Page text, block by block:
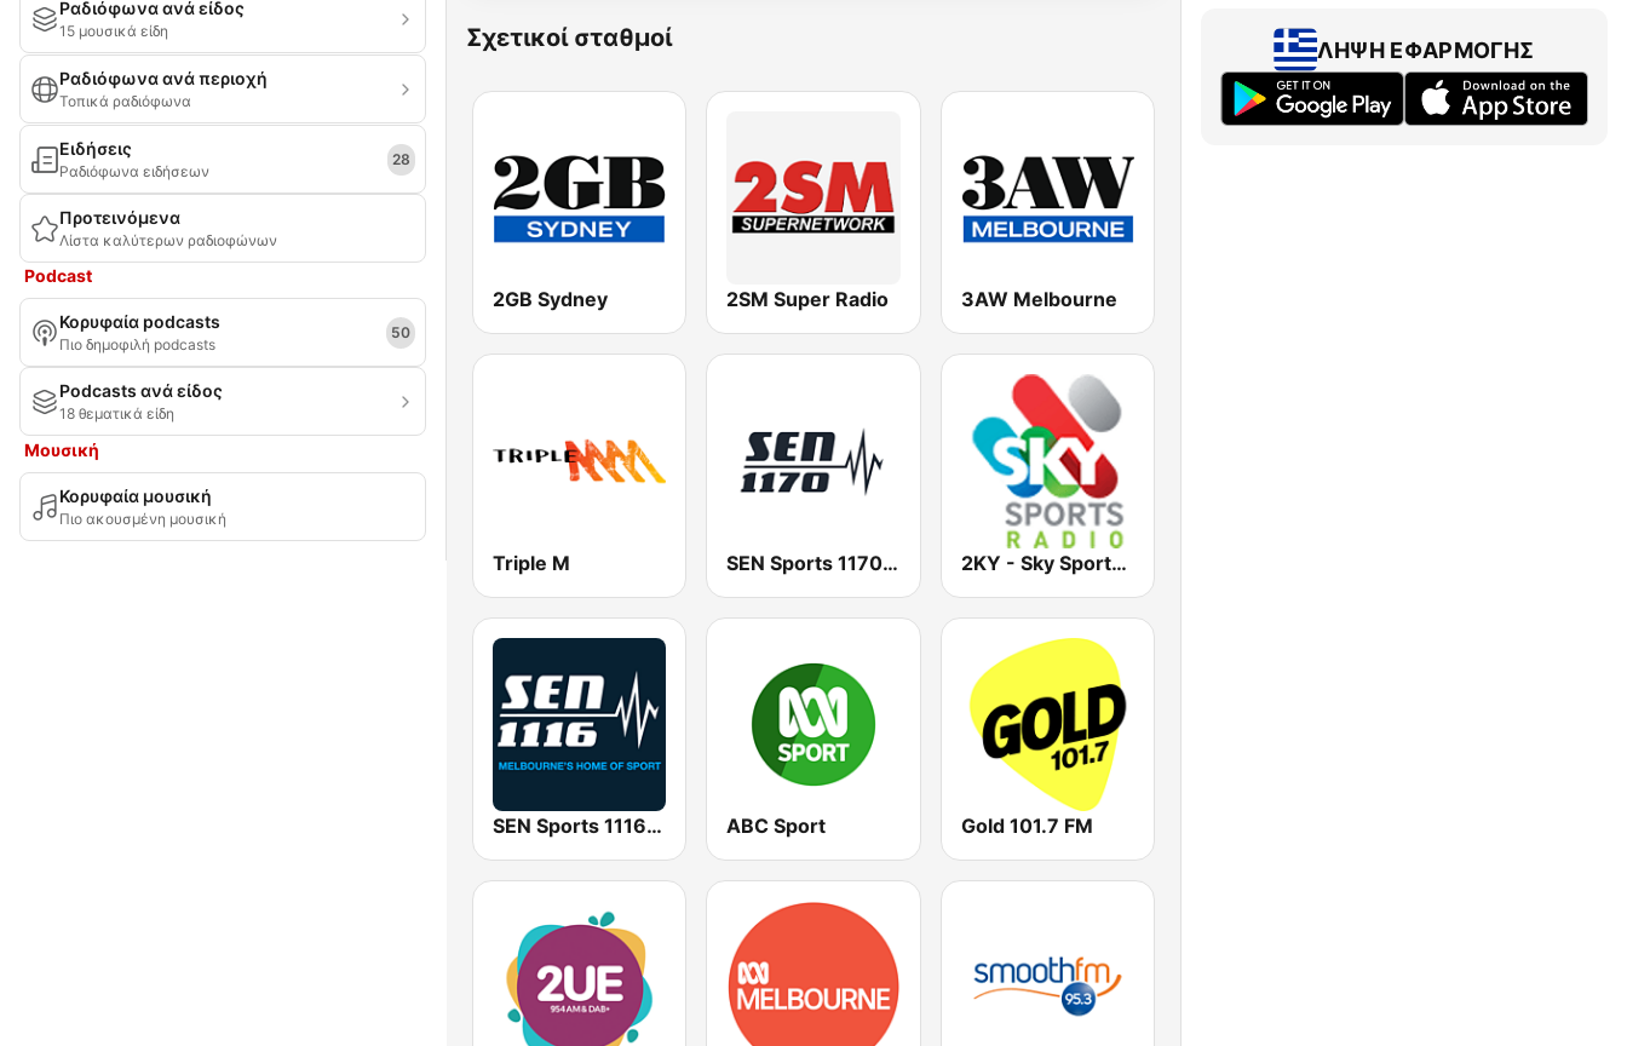
Ραδιόφωνα ανά είδος
15 μουσικά είδη
Ραδιόφωνα ανά περιοχή
Τοπικά ραδιόφωνα
Ειδήσεις
Ραδιόφωνα ειδήσεων
28
Προτεινόμενα
Λίστα καλύτερων ραδιοφώνων
Podcast
Κορυφαία podcasts
Πιο δημοφιλή podcasts
50
Podcasts ανά είδος
18 θεματικά είδη
Μουσική
Κορυφαία μουσική
Πιο ακουσμένη μουσική
Σχετικοί σταθμοί
2GB Sydney 2SM Super Radio 3AW Melbourne
Triple M SEN Sports 1170 Sydney 2KY - Sky Sports Radio
SEN Sports 1116 AM ABC Sport Gold 101.7 FM
ΛΉΨΗ ΕΦΑΡΜΟΓΉΣ